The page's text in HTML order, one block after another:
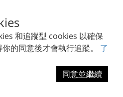
和追蹤型 cookies 以確保
的同意後才會執行追蹤。 了
同意並繼續